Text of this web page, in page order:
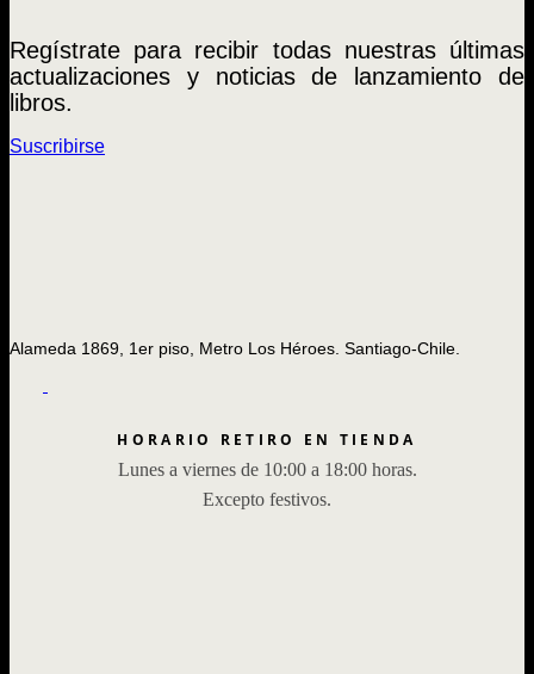
Regístrate para recibir todas nuestras últimas
actualizaciones y noticias de lanzamiento de
libros.
Suscribirse
Alameda 1869, 1er piso, Metro Los Héroes. Santiago-Chile.
HORARIO RETIRO EN TIENDA
Lunes a viernes de 10:00 a 18:00 horas.
Excepto festivos.